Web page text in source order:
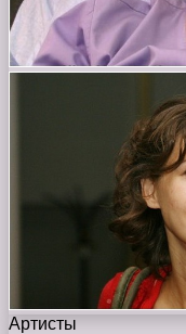
Артисты